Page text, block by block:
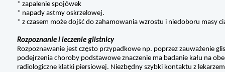
* zapalenie spojówek
* napady astmy oskrzelowej.
* z czasem może dojść do zahamowania wzrostu i niedoboru masy
Rozpoznanie i leczenie glistnicy
Rozpoznawanie jest często przypadkowe np. poprzez zauważenie
podejrzenia choroby podstawowe znaczenie ma badanie kału na
radiologiczne klatki piersiowej. Niezbędny szybki kontaktu z